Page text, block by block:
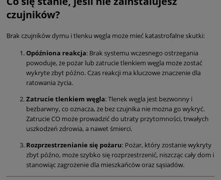
czujników?
Brak czujników dymu i tlenku węgla może mieć katastrofalne skutki:
Opóźniona reakcja: Brak systemu wczesnego ostrzegania
powoduje, że pożar lub zatrucie tlenkiem węgla może zostać
wykryte zbyt późno. Czas reakcji ma kluczowe znaczenie dla
ratowania życia.
Zatrucie tlenkiem węgla: Tlenek węgla jest bezwonny i
bezbarwny, co oznacza, że bez czujnika nie można go wykryć.
Zatrucie CO może prowadzić do utraty przytomności, trwałych
uszkodzeń zdrowia, a nawet śmierci.
Rozprzestrzenianie się pożaru: Pożar, który zostanie wykryty
zbyt późno, może szybko się rozprzestrzenić, niszcząc cały dom i
stanowiąc zagrożenie dla mieszkańców oraz sąsiadów.